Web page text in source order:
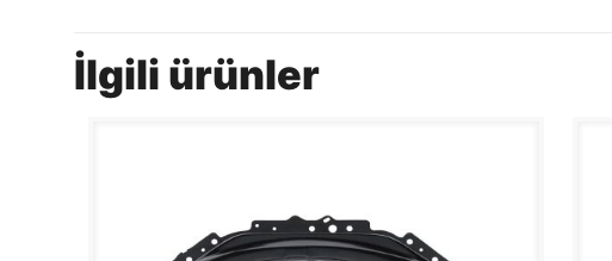
İlgili ürünler